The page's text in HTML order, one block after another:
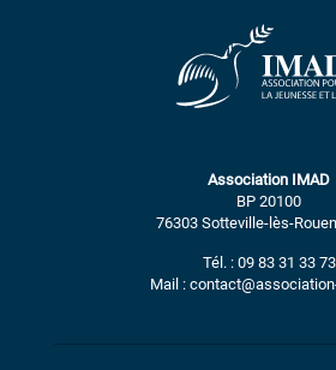
Association IMAD
BP 20100
76303 Sotteville-lès-
Tél. : 09 83 31 33 73
Mail :